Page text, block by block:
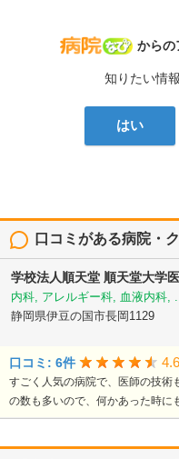
病院な
からの
知りたい情
はい
口コミがある病院・
学校法人順天堂 順天堂大学
内科, アレルギー科, 血液内科,
静岡県伊豆の国市長岡1129
口コミ: 6件
すごく人気の病院で、医師の技術
の数も多いので、何かあった時に